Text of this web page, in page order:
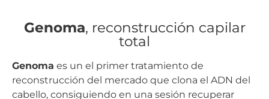
Genoma, reconstrucción capilar
total
Genoma es un el primer tratamiento de
reconstrucción del mercado que clona el ADN del
cabello, consiguiendo en una sesión recuperar